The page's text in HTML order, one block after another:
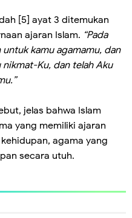
[5] ayat 3 ditemukan
ajaran Islam. “Pada
kamu agamamu, dan
Ku, dan telah Aku
jelas bahwa Islam
yang memiliki ajaran
agama yang
secara utuh.